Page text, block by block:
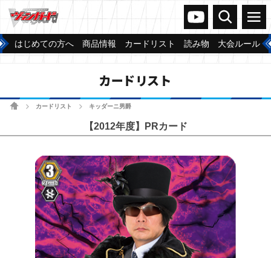
ヴァンガードch
検索 メニュー
はじめての方へ 商品情報 カードリスト 読み物 大会ルール
カードリスト
ホームカードリスト キッダーニ男爵
【2012年度】PRカード